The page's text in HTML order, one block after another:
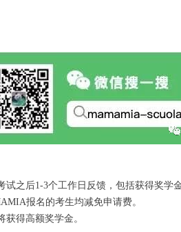
试之后1-3个工作日反馈，包括获得奖学
报名的考生均减免申请费。
获得高额奖学金。